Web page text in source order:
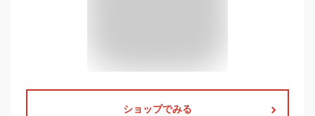
ショップでみる